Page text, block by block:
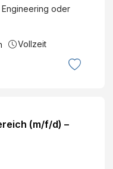
oder
Vollzeit
(m/f/d) –